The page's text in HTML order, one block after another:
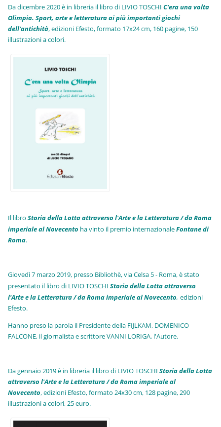
Da dicembre 2020 è in libreria il libro di LIVIO TOSCHIC'era una volta
Olimpia. Sport, arte e letteratura ai più importanti giochi
dell'antichità,edizioni Efesto, formato 17x24 cm, 160 pagine, 150
illustrazioni a colori.
Il libroStoria della Lotta attraverso l'Arte e la Letteratura / da Roma
imperiale al Novecento ha vinto il premio internazionaleFontane di
Roma.
Giovedì 7 marzo 2019, presso Bibliothè, via Celsa 5 - Roma, è stato
presentato il libro di LIVIO TOSCHIStoria della Lotta attraverso
l'Arte e la Letteratura / da Roma imperiale al Novecento, edizioni
Efesto.
Hanno preso la parola il Presidente della FIJLKAM, DOMENICO
FALCONE, il giornalista e scrittore VANNI LORIGA, l'Autore.
Da gennaio 2019 è in libreria il libro di LIVIO TOSCHIStoria della Lotta
attraverso l'Arte e la Letteratura / da Roma imperiale al
Novecento, edizioni Efesto, formato 24x30 cm, 128 pagine, 290
illustrazioni a colori, 25 euro.